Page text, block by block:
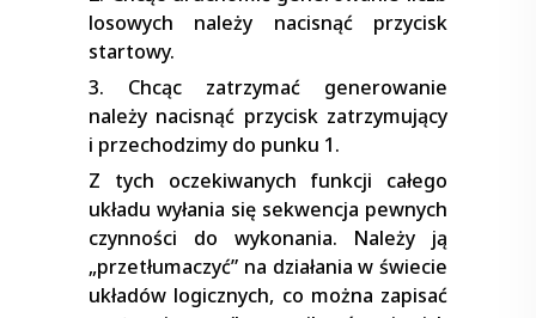
losowych należy nacisnąć przycisk
startowy.
3. Chcąc zatrzymać generowanie
należy nacisnąć przycisk zatrzymujący
i przechodzimy do punku 1.
Z tych oczekiwanych funkcji całego
układu wyłania się sekwencja pewnych
czynności do wykonania. Należy ją
„przetłumaczyć” na działania w świecie
układów logicznych, co można zapisać